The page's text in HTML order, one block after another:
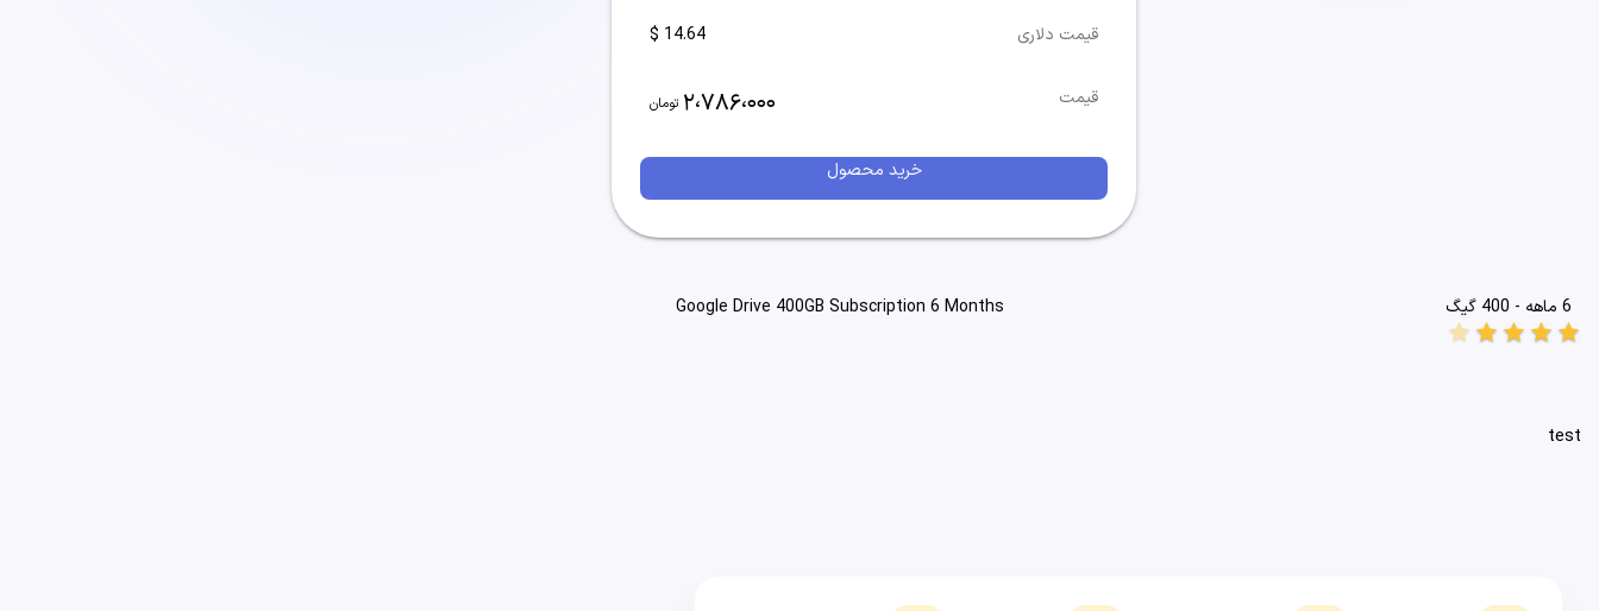
6 ماهه - 400 گیگ
Google Drive 400GB Subscription 6 Months
star
star
star
star
star
test
قیمت دلاری 14.64 $
قیمت 2،786،000 تومان
خرید محصول